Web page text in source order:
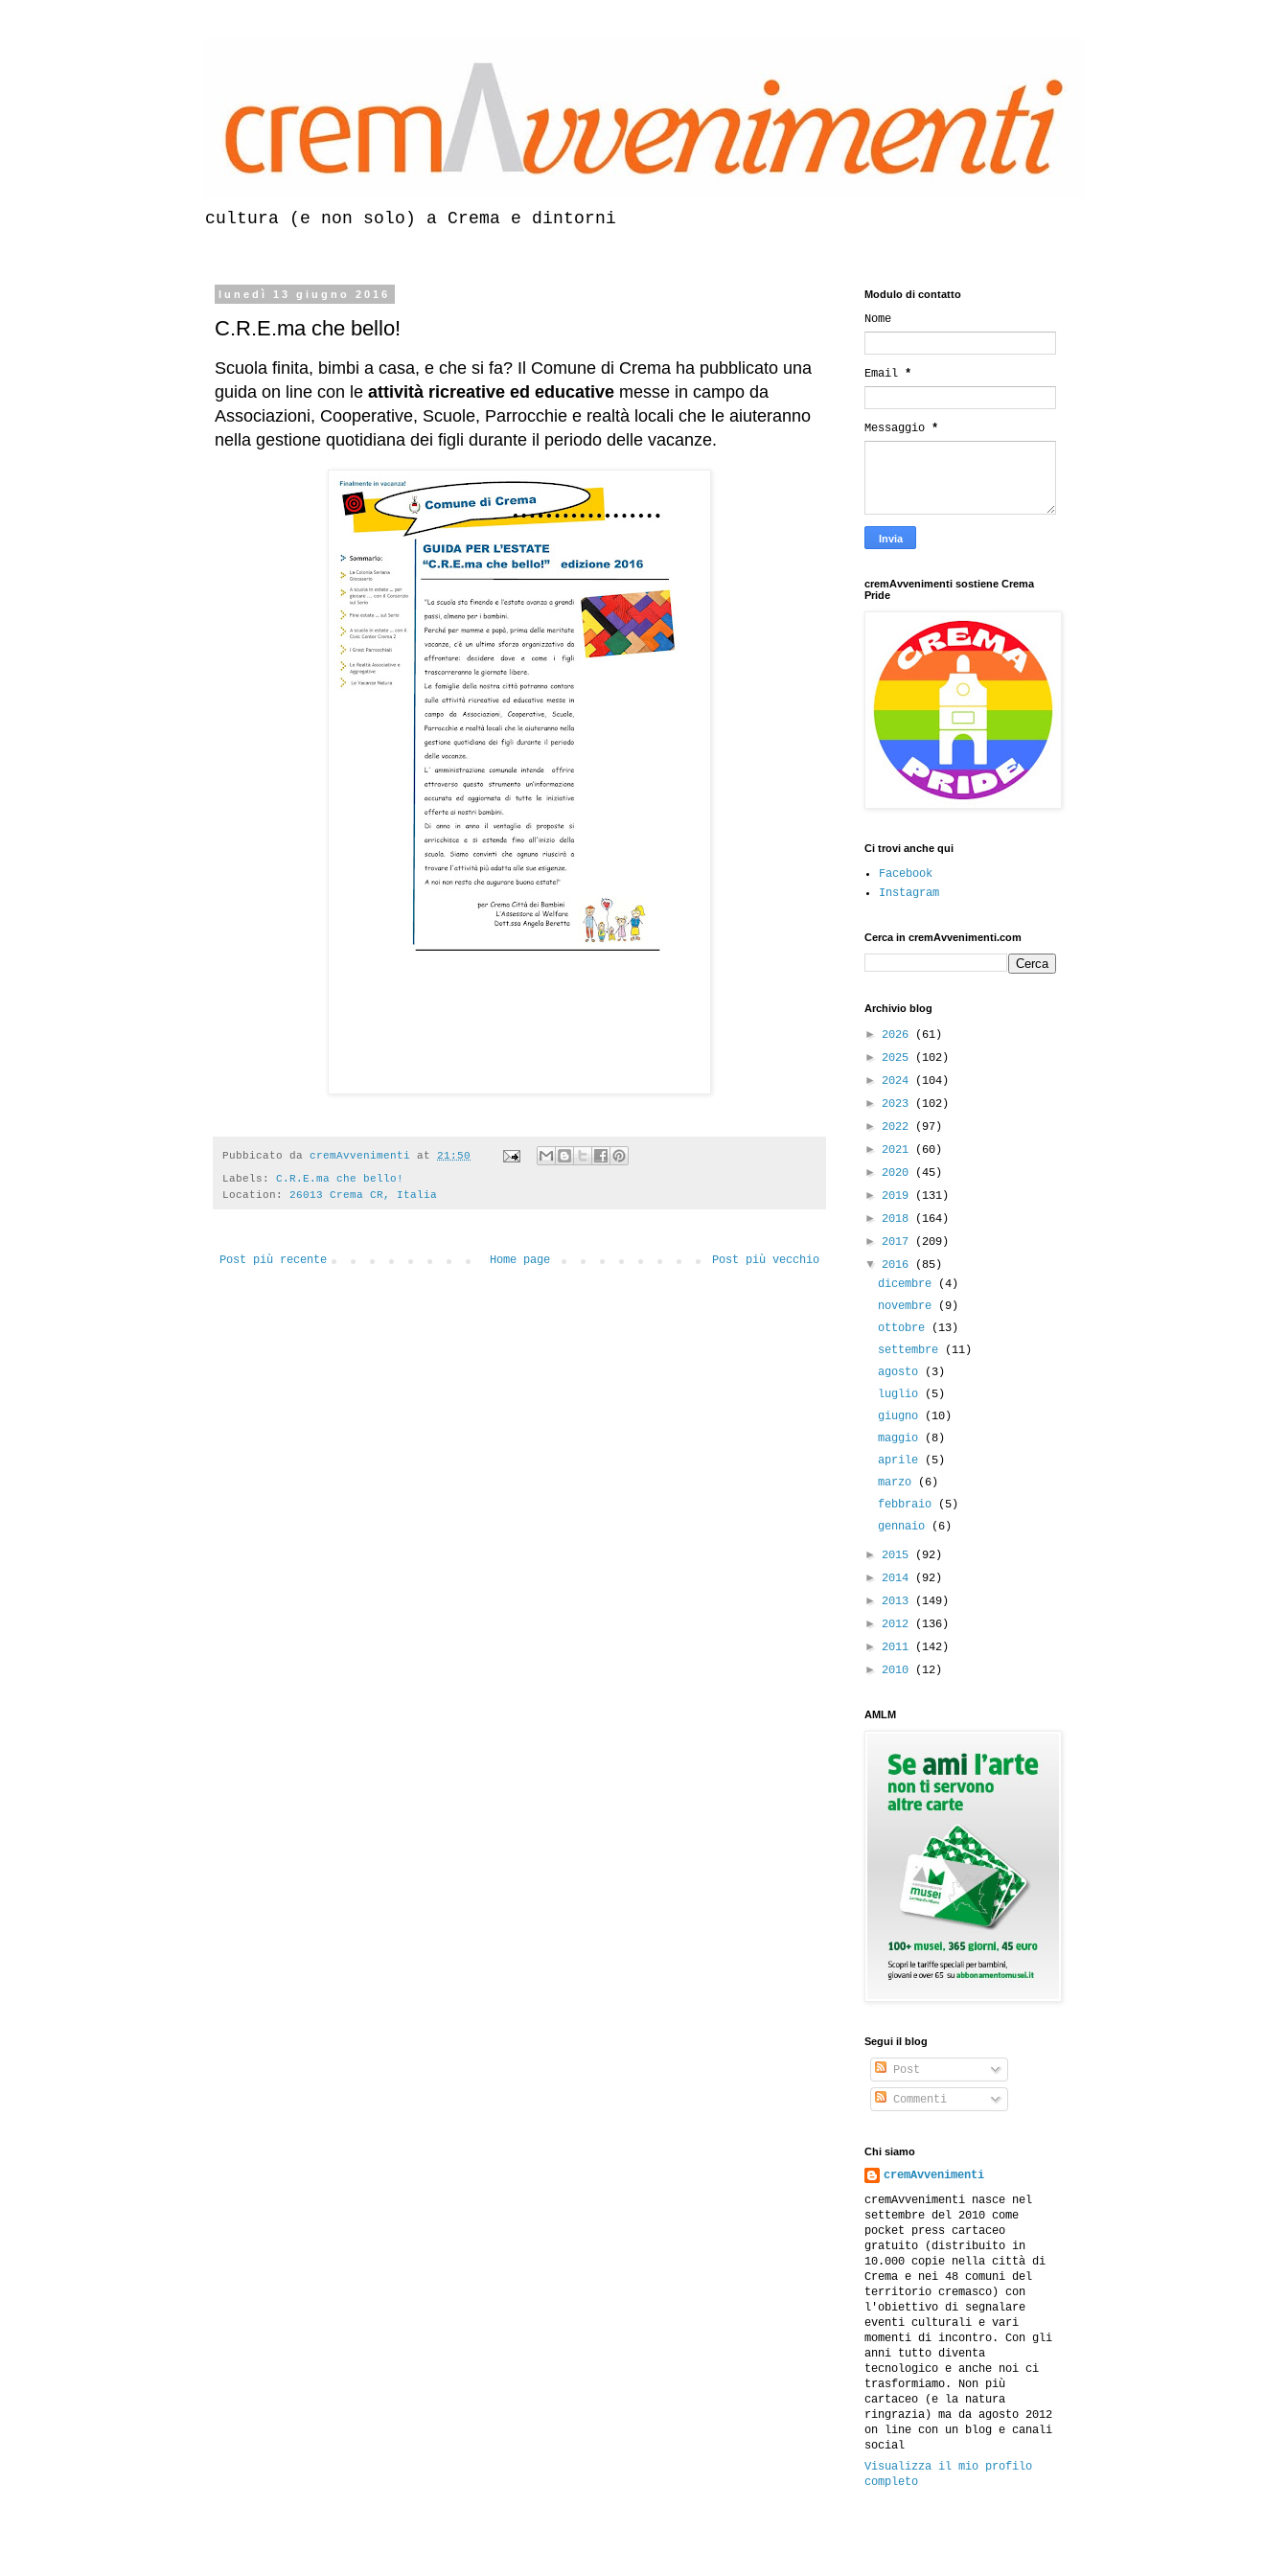
cultura (e non solo) a Crema e dintorni
lunedì 13 giugno 2016
C.R.E.ma che bello!
Scuola finita, bimbi a casa, e che si fa? Il Comune di Crema ha pubblicato una
guida on line con le attività ricreative ed educative messe in campo da
Associazioni, Cooperative, Scuole, Parrocchie e realtà locali che le aiuteranno
nella gestione quotidiana dei figli durante il periodo delle vacanze.
Pubbicato da cremAvvenimenti at 21:50
Labels: C.R.E.ma che bello!
Location: 26013 Crema CR, Italia
Post più recente Post più vecchio
Home page
Modulo di contatto
Nome
Email *
Messaggio *
cremAvvenimenti sostiene Crema
Pride
Ci trovi anche qui
Facebook
Instagram
Cerca in cremAvvenimenti.com
Archivio blog
► 2026
(61)
► 2025
(102)
► 2024
(104)
► 2023
(102)
► 2022
(97)
► 2021
(60)
► 2020
(45)
► 2019
(131)
► 2018
(164)
► 2017
(209)
▼ 2016
(85)
dicembre
(4)
novembre
(9)
ottobre
(13)
settembre
(11)
agosto
(3)
luglio
(5)
giugno
(10)
maggio
(8)
aprile
(5)
marzo
(6)
febbraio
(5)
gennaio
(6)
► 2015
(92)
► 2014
(92)
► 2013
(149)
► 2012
(136)
► 2011
(142)
► 2010 (12)
AMLM
Segui il blog
Post
Commenti
Chi siamo
cremAvvenimenti
cremAvvenimenti nasce nel
settembre del 2010 come
pocket press cartaceo
gratuito (distribuito in
10.000 copie nella città di
Crema e nei 48 comuni del
territorio cremasco) con
l'obiettivo di segnalare
eventi culturali e vari
momenti di incontro. Con gli
anni tutto diventa
tecnologico e anche noi ci
trasformiamo. Non più
cartaceo (e la natura
ringrazia) ma da agosto 2012
on line con un blog e canali
social
Visualizza il mio profilo
completo